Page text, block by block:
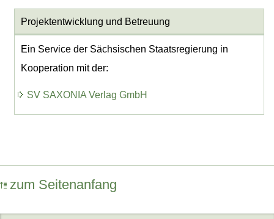
Projektentwicklung und Betreuung
Ein Service der Sächsischen Staatsregierung in
Kooperation mit der:
SV SAXONIA Verlag GmbH
zum Seitenanfang